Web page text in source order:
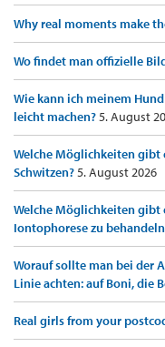
Why real moments make
Wo findet man offizielle
Wie kann ich meinem
leicht machen?5. August
Welche Möglichkeiten gibt
Schwitzen?5. August 2026
Welche Möglichkeiten gibt
Iontophorese zu
Worauf sollte man bei der
Linie achten: auf Boni, die
Real girls from your